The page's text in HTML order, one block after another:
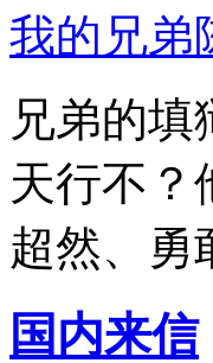
我的兄弟
兄弟的
天行不？
超然、勇
国内来信